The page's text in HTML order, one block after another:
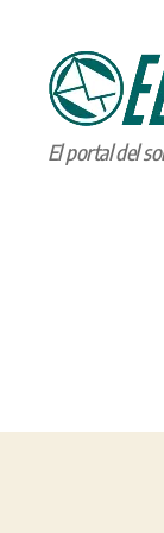
El portal del